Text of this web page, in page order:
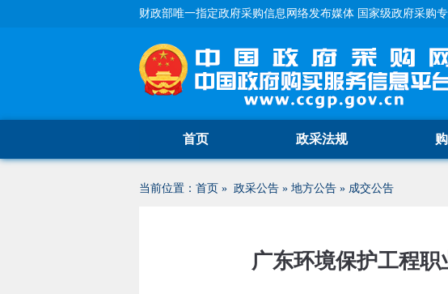
财政部唯一指定政府采购信息网络发布媒体 国家级政府采购
首页 政采法规
当前位置： 首页 » 政采公告 » 地方公告 » 成交公告
广东环境保护工程